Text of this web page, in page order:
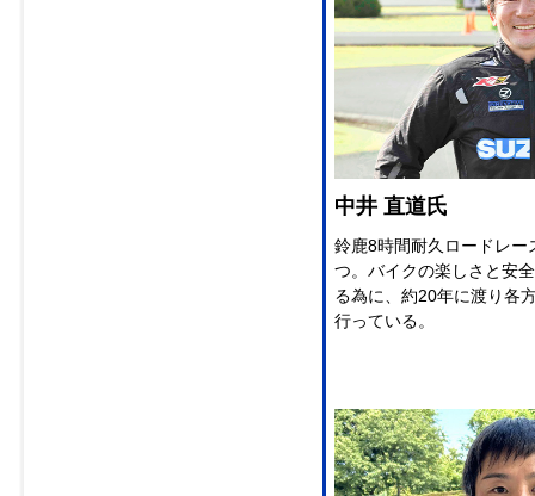
中井 直道氏
鈴鹿8時間耐久ロードレー
つ。バイクの楽しさと安
る為に、約20年に渡り各
行っている。